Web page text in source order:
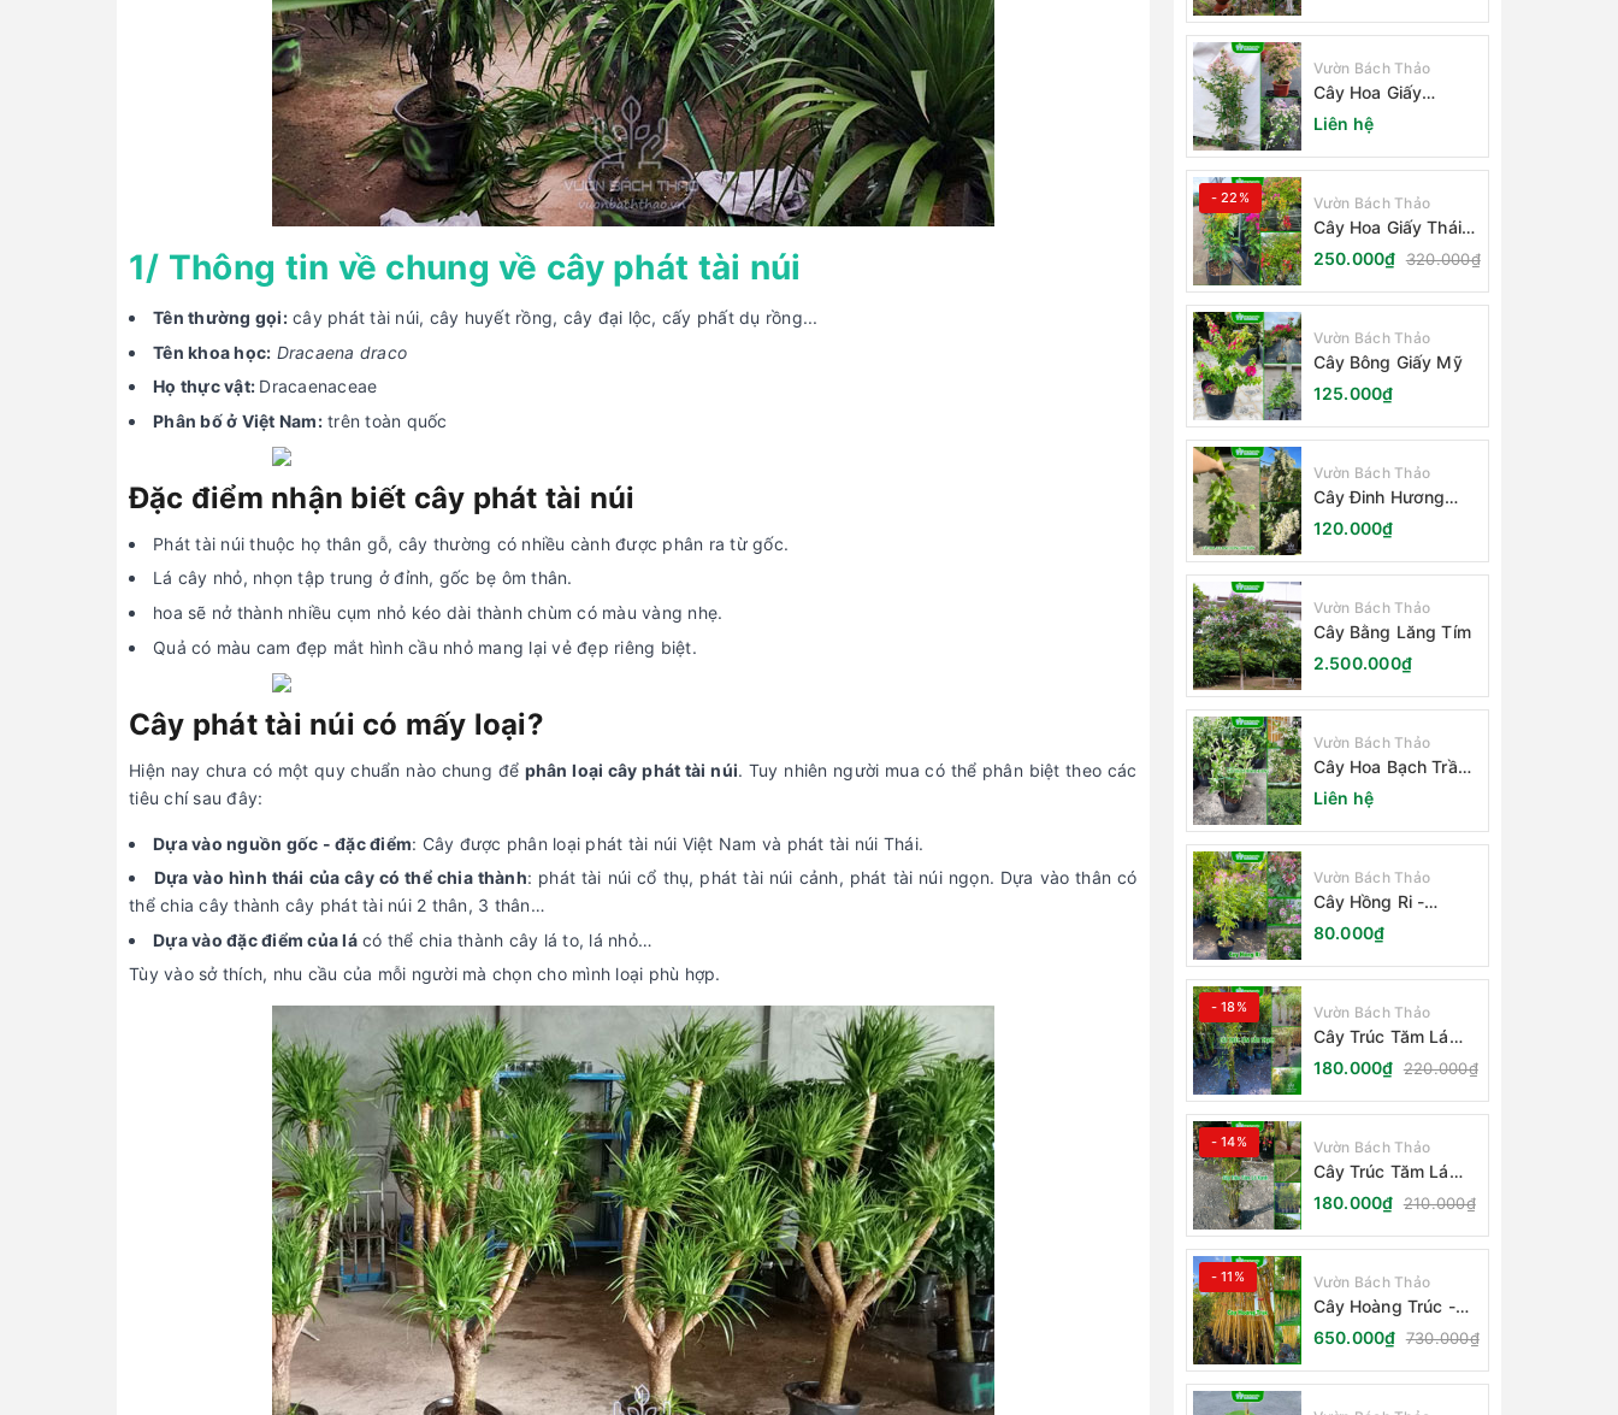
1/ Thông tin về chung về cây phát tài núi
Tên thường gọi:cây phát tài núi, cây huyết rồng, cây đại lộc, cấy phất dụ rồng...
Tên khoa học: Dracaena draco
Họ thực vật: Dracaenaceae
Phân bố ở Việt Nam:trên toàn quốc
Đặc điểm nhận biết cây phát tài núi
Phát tài núi thuộc họ thân gỗ, cây thường có nhiều cành được phân ra từ gốc.
Lá cây nhỏ, nhọn tập trung ở đỉnh, gốc bẹ ôm thân.
hoa sẽ nở thành nhiều cụm nhỏ kéo dài thành chùm có màu vàng nhẹ.
Quả có màu cam đẹp mắt hình cầu nhỏ mang lại vẻ đẹp riêng biệt.
Cây phát tài núi có mấy loại?
Hiện nay chưa có một quy chuẩn nào chung để phân loại cây phát tài núi. Tuy nhiên người mua có thể phân biệt theo các
tiêu chí sau đây:
Dựa vào nguồn gốc - đặc điểm: Cây được phân loại phát tài núi Việt Nam và phát tài núi Thái.
Dựa vào hình thái của cây có thể chia thành: phát tài núi cổ thụ, phát tài núi cảnh, phát tài núi ngọn. Dựa vào thân có
thể chia cây thành cây phát tài núi 2 thân, 3 thân…
Dựa vào đặc điểm của lácó thể chia thành cây lá to, lá nhỏ…
Tùy vào sở thích, nhu cầu của mỗi người mà chọn cho mình loại phù hợp.
Vườn Bách Thảo
Cây Hoa Giấy
Sakura Nhật Bản
Liên hệ
- 22% Vườn Bách Thảo
Cây Hoa Giấy Thái
Lan
250.000₫ 320.000₫
Vườn Bách Thảo
Cây Bông Giấy Mỹ
125.000₫
Vườn Bách Thảo
Cây Đinh Hương
Nhật Bản
120.000₫
Vườn Bách Thảo
Cây Bằng Lăng Tím
2.500.000₫
Vườn Bách Thảo
Cây Hoa Bạch Trầm
Hương
Liên hệ
Vườn Bách Thảo
Cây Hồng Ri -
Cleome Spinosa
80.000₫
- 18% Vườn Bách Thảo
Cây Trúc Tăm Lá
Cẩm Thạch
180.000₫ 220.000₫
- 14% Vườn Bách Thảo
Cây Trúc Tăm Lá
Xanh - Bambusa
Multiplex Fernleaf
180.000₫ 210.000₫
- 11% Vườn Bách Thảo
Cây Hoàng Trúc -
Schizostachyum
Brachycladum Yello
650.000₫ 730.000₫